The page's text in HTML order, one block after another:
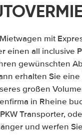
mit
einen all inclusive
gewünschten
erhalten Sie
großen
in Rheine
Transporter,
und werfen